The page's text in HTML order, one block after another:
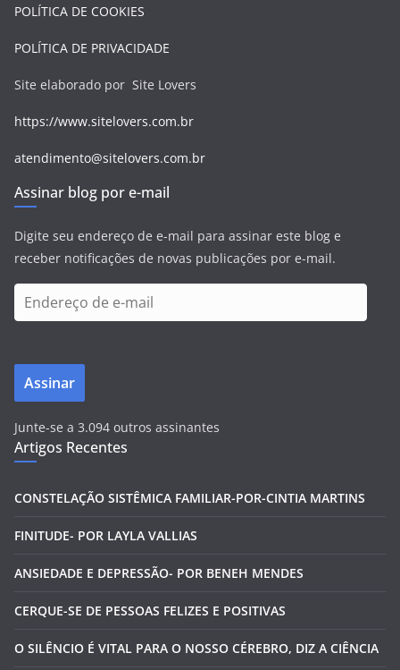
POLÍTICA DE COOKIES
POLÍTICA DE PRIVACIDADE
Site elaborado por Site Lovers
https://www.sitelovers.com.br
atendimento@sitelovers.com.br
Assinar blog por e-mail
Digite seu endereço de e-mail para assinar este blog e
receber notificações de novas publicações por e-mail.
n
e
e
ç
o
e
-
i
Assinar
Junte-se a 3.094 outros assinantes
Artigos Recentes
CONSTELAÇÃO SISTÊMICA FAMILIAR-POR-CINTIA MARTINS
FINITUDE- POR LAYLA VALLIAS
ANSIEDADE E DEPRESSÃO- POR BENEH MENDES
CERQUE-SE DE PESSOAS FELIZES E POSITIVAS
O SILÊNCIO É VITAL PARA O NOSSO CÉREBRO, DIZ A CIÊNCIA